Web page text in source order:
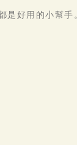
是好用的小幫手